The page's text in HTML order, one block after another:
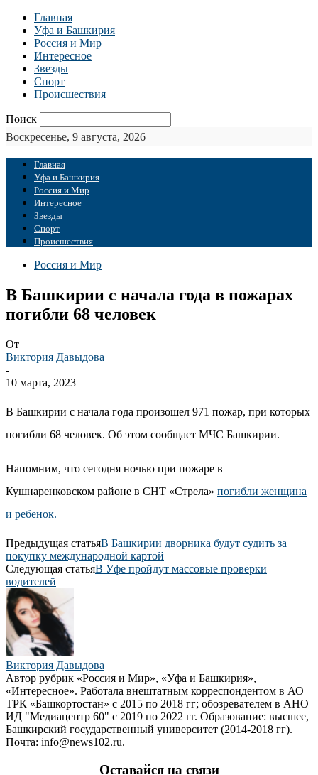
Главная
Уфа и Башкирия
Россия и Мир
Интересное
Звезды
Спорт
Происшествия
Поиск
Воскресенье, 9 августа, 2026
Главная
Уфа и Башкирия
Россия и Мир
Интересное
Звезды
Спорт
Происшествия
Россия и Мир
В Башкирии с начала года в пожарах
погибли 68 человек
От
Виктория Давыдова
-
10 марта, 2023
В Башкирии с начала года произошел 971 пожар, при которых
погибли 68 человек. Об этом сообщает МЧС Башкирии.
Напомним, что сегодня ночью при пожаре в
Кушнаренковском районе в СНТ «Стрела» погибли женщина
и ребенок.
Предыдущая статьяВ Башкирии дворника будут судить за
покупку международной картой
Следующая статьяВ Уфе пройдут массовые проверки
водителей
Виктория Давыдова
Автор рубрик «Россия и Мир», «Уфа и Башкирия»,
«Интересное». Работала внештатным корреспондентом в АО
ТРК «Башкортостан» с 2015 по 2018 гг; обозревателем в АНО
ИД "Медиацентр 60" с 2019 по 2022 гг. Образование: высшее,
Башкирский государственный университет (2014-2018 гг).
Почта: info@news102.ru.
Оставайся на связи